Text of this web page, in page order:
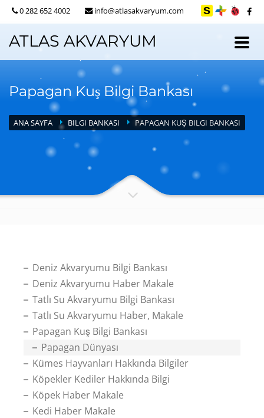
0 282 652 4002 info@atlasakvaryum.com
ATLAS AKVARYUM
Papagan Kuş Bilgi Bankası
ANA SAYFA BILGI BANKASI PAPAGAN KUŞ BILGI BANKASI
Deniz Akvaryumu Bilgi Bankası
Deniz Akvaryumu Haber Makale
Tatlı Su Akvaryumu Bilgi Bankası
Tatlı Su Akvaryumu Haber, Makale
Papagan Kuş Bilgi Bankası
Papagan Dünyası
Kümes Hayvanları Hakkında Bilgiler
Köpekler Kediler Hakkında Bilgi
Köpek Haber Makale
Kedi Haber Makale